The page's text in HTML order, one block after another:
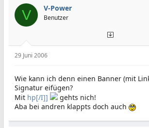
s
t
e
r
s
t
e
t
V V-Power
Benutzer
29 Juni 2006
Wie kann ich denn einen Banner (mit
Signatur eifügen?
Mit hp[/I]]
gehts nich!
Aba bei andren klappts doch auch